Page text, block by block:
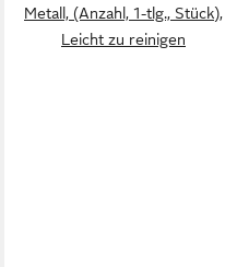
Metall, (Anzahl, 1-tlg., Stück),
Leicht zu reinigen